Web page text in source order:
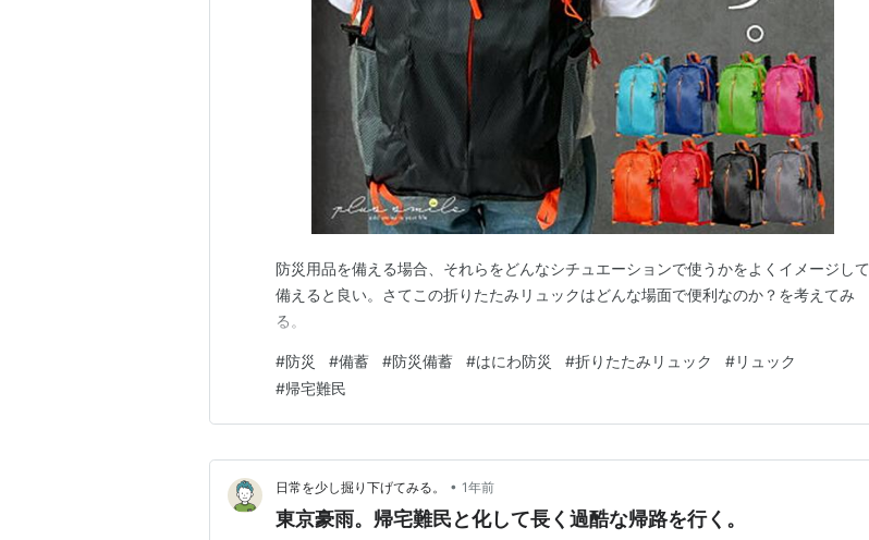
防災用品を備える場合、それらをどんなシチュエーションで使うかをよくイメージして
備えると良い。さてこの折りたたみリュックはどんな場面で便利なのか？を考えてみ
る。
#防災 #備蓄 #防災備蓄 #はにわ防災 #折りたたみリュック #リュック
#帰宅難民
日常を少し掘り下げてみる。 • 1年前
東京豪雨。帰宅難民と化して長く過酷な帰路を行く。